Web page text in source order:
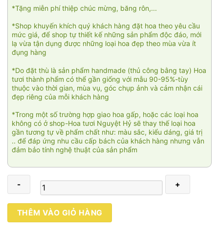
*Tặng miễn phí thiệp chúc mừng, băng rôn,...
*Shop khuyến khích quý khách hàng đặt hoa theo yêu cầu
mức giá, để shop tự thiết kế những sản phẩm độc đáo, mới
lạ vừa tận dụng được những loại hoa đẹp theo mùa vừa ít
đụng hàng
*Do đặt thù là sản phẩm handmade (thủ công bằng tay) Hoa
tươi thành phẩm có thể gần giống với mẫu 90-95%-tùy
thuộc vào thời gian, mùa vụ, góc chụp ảnh và cảm nhận cái
đẹp riêng của mỗi khách hàng
*Trong một số trường hợp giao hoa gấp, hoặc các loại hoa
không có ở shop-Hoa tươi Nguyệt Hỷ sẽ thay thế loại hoa
gần tương tự về phẩm chất như: màu sắc, kiểu dáng, giá trị
.. để đáp ứng nhu cầu cấp bách của khách hàng nhưng vẫn
đảm bảo tính nghệ thuật của sản phẩm
đáo
THÊM VÀO GIỎ HÀNG